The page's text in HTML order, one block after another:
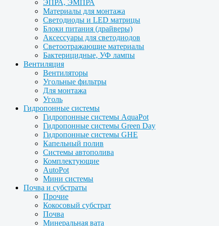
ЭПРА, ЭМПРА
Материалы для монтажа
Светодиоды и LED матрицы
Блоки питания (драйверы)
Аксессуары для светодиодов
Светоотражающие материалы
Бактерицидные, УФ лампы
Вентиляция
Вентиляторы
Угольные фильтры
Для монтажа
Уголь
Гидропонные системы
Гидропонные системы AquaPot
Гидропонные системы Green Day
Гидропонные системы GHE
Капельный полив
Системы автополива
Комплектующие
AutoPot
Мини системы
Почва и субстраты
Прочие
Кокосовый субстрат
Почва
Минеральная вата